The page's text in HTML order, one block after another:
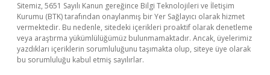
Sitemiz, 5651 Sayılı Kanun gereğince Bilgi Teknolojileri ve İletişim
Kurumu (BTK) tarafından onaylanmış bir Yer Sağlayıcı olarak hizmet
vermektedir. Bu nedenle, sitedeki içerikleri proaktif olarak denetleme
veya araştırma yükümlülüğümüz bulunmamaktadır. Ancak, üyelerimiz
yazdıkları içeriklerin sorumluluğunu taşımakta olup, siteye üye olarak
bu sorumluluğu kabul etmiş sayılırlar.